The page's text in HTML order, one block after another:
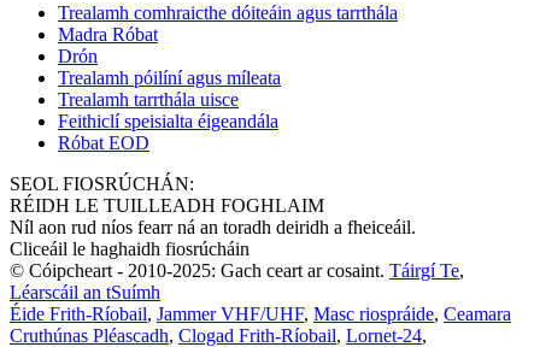
Trealamh comhraicthe dóiteáin agus tarrthála
Madra Róbat
Drón
Trealamh póilíní agus míleata
Trealamh tarrthála uisce
Feithiclí speisialta éigeandála
Róbat EOD
SEOL FIOSRÚCHÁN:
RÉIDH LE TUILLEADH FOGHLAIM
Níl aon rud níos fearr ná an toradh deiridh a fheiceáil.
Cliceáil le haghaidh fiosrúcháin
© Cóipcheart - 2010-2025: Gach ceart ar cosaint. Táirgí Te,
Léarscáil an tSuímh
Éide Frith-Ríobail, Jammer VHF/UHF, Masc riospráide, Ceamara
Cruthúnas Pléascadh, Clogad Frith-Ríobail, Lornet-24,